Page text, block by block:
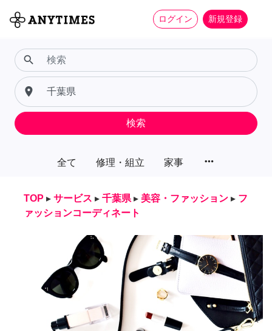
ログイン 新規登録
全て 修理・組立 家事 more_horiz
search
place
検索
TOP ▸ サービス ▸ 千葉県 ▸ 美容・ファッション ▸ フ
ァッションコーディネート